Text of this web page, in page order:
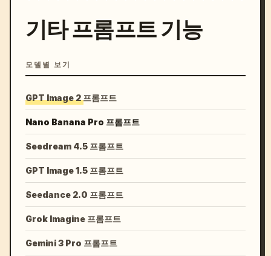
기타 프롬프트 기능
모델별 보기
GPT Image 2 프롬프트
Nano Banana Pro 프롬프트
Seedream 4.5 프롬프트
GPT Image 1.5 프롬프트
Seedance 2.0 프롬프트
Grok Imagine 프롬프트
Gemini 3 Pro 프롬프트